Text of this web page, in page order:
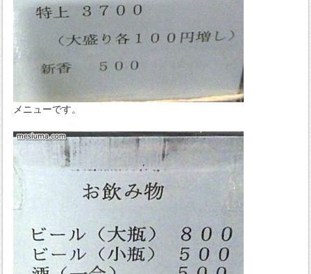
メニューです。